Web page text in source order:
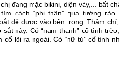
đang mặc bikini, diện váy,... bất
cách “phi thân” qua tường rào
để được vào bên trong. Thậm
này. Có “nam thanh” cố tình
cổ lôi ra ngoài. Có “nữ tú” cố tình